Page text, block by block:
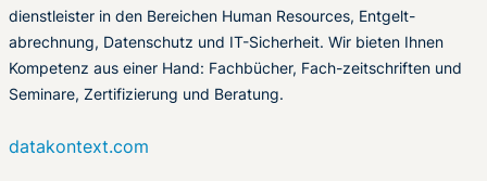
dienstleister in den Bereichen Human Resources, Entgelt-
abrechnung, Datenschutz und IT-Sicherheit. Wir bieten Ihnen
Kompetenz aus einer Hand: Fachbücher, Fach-zeitschriften und
Seminare, Zertifizierung und Beratung.
datakontext.com